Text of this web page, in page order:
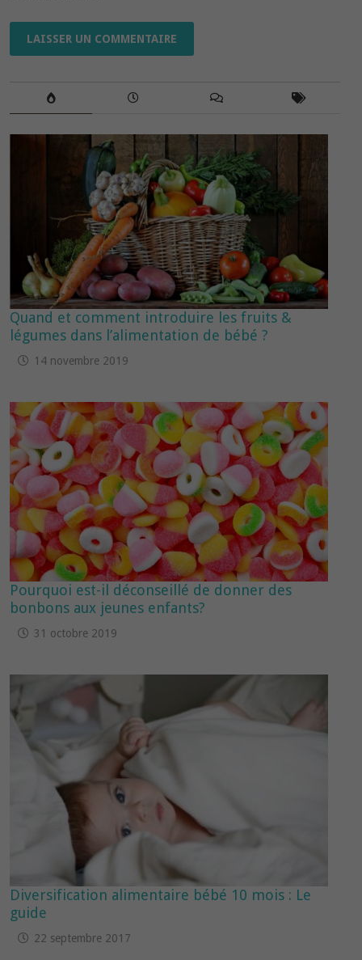
Quand et comment introduire les fruits &
légumes dans l’alimentation de bébé ?
14 novembre 2019
Pourquoi est-il déconseillé de donner des
bonbons aux jeunes enfants?
31 octobre 2019
Diversification alimentaire bébé 10 mois : Le
guide
22 septembre 2017